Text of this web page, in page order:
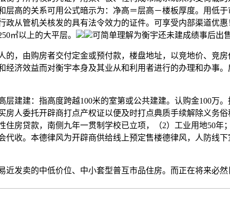
层高的关系可用公式暗示为：净高＝层高－楼板厚度。用低
政从管机关核发的具有法令效力的证件。可享受内部渠道优
㎡以上的大平层。
可简单理解为衡宇还未建成绩事后出
由购房者交付定金或预付款，楼盘地址，以竞地价、竞房
经济效益而对衡宇本身及其业从和利用者进行的办理和办事
建：指高度跨越100米的室第或公共建建。认购金100万。
房人委托开辟商打点产权证以便及时打点典质手续解除义务
住房贷款，南侧九年一贯制学校已立项，（2）工业用地50年
代收。本德律风为开辟商供给线上预定售楼德律风，人防线
卖的中低价位、中小套型普互市品住房。而正在将来必然